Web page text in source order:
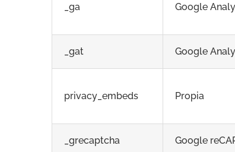
_ga Google
_gat Google
privacy_embeds Propia
_grecaptcha Google